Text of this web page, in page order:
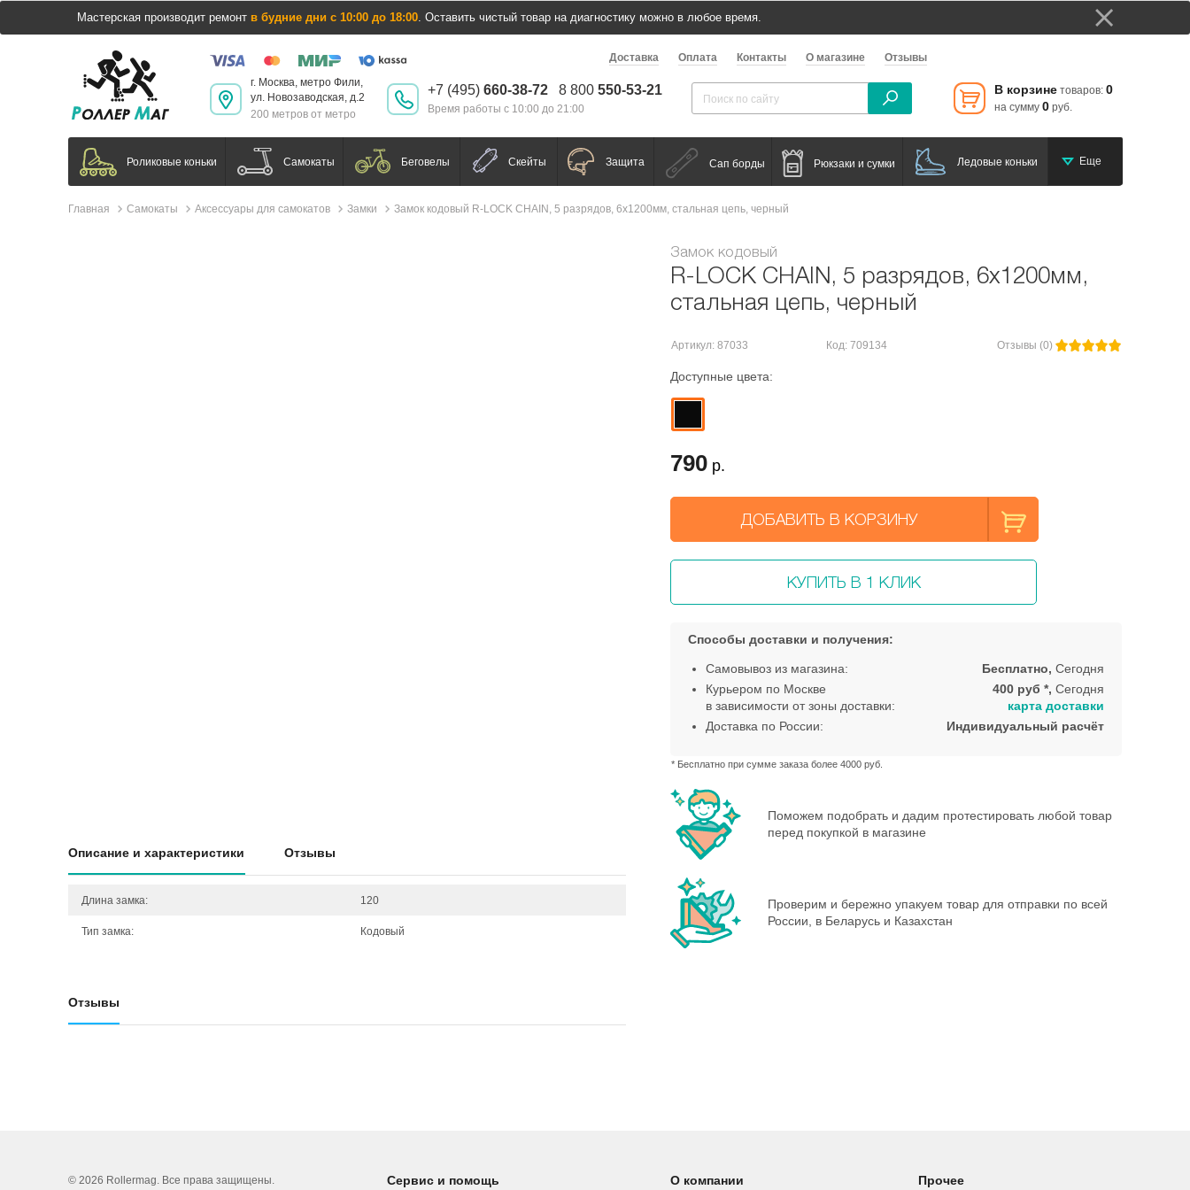
Мастерская производит ремонт в будние дни с 10:00 до 18:00. Оставить чистый товар на диагностику можно в любое время.
Доставка Оплата Контакты О магазине Отзывы
В корзине товаров: 0
на сумму 0 руб.
г. Москва, метро Фили,
ул. Новозаводская, д.2
200 метров от метро
+7 (495) 660-38-72 8 800 550-53-21
Время работы с 10:00 до 21:00
Роликовые коньки Самокаты Беговелы Скейты Защита Сап борды Рюкзаки и сумки Ледовые коньки Еще
Главная Самокаты Аксессуары для самокатов Замки Замок кодовый R-LOCK CHAIN, 5 разрядов, 6x1200мм, стальная цепь, черный
Описание и характеристики Отзывы
Длина замка: 120
Тип замка: Кодовый
Отзывы
Замок кодовый
R-LOCK CHAIN, 5 разрядов, 6x1200мм,
стальная цепь, черный
Артикул: 87033 Код: 709134 Отзывы (0)
Доступные цвета:
790 р.
ДОБАВИТЬ В КОРЗИНУ
КУПИТЬ В 1 КЛИК
Способы доставки и получения:
Самовывоз из магазина: Бесплатно, Сегодня
Курьером по Москве
в зависимости от зоны доставки:
400 руб *, Сегодня
* Бесплатно при сумме заказа более 4000 руб.
карта доставки
Доставка по России:
Индивидуальный расчёт
Поможем подобрать и дадим протестировать любой товар
перед покупкой в магазине
Проверим и бережно упакуем товар для отправки по всей
России, в Беларусь и Казахстан
© 2026 Rollermag. Все права защищены. Сервис и помощь О компании Прочее